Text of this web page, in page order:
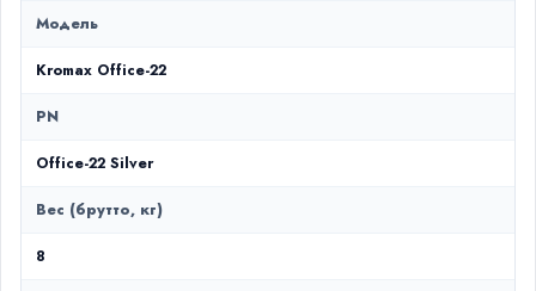
Модель
Kromax Office-22
PN
Office-22 Silver
Вес (брутто, кг)
8